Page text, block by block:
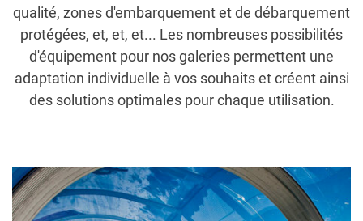
qualité, zones d'embarquement et de débarquement
protégées, et, et, et... Les nombreuses possibilités
d'équipement pour nos galeries permettent une
adaptation individuelle à vos souhaits et créent ainsi
des solutions optimales pour chaque utilisation.